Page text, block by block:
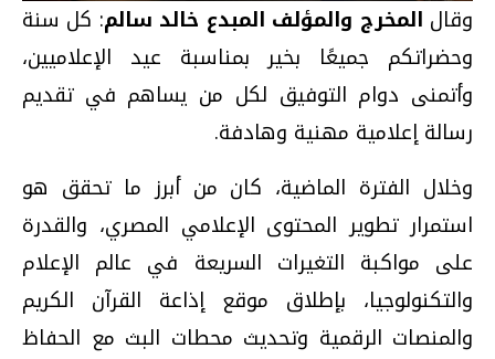
وقال المخرج والمؤلف المبدع خالد سالم: كل سنة
وحضراتكم جميعًا بخير بمناسبة عيد الإعلاميين،
وأتمنى دوام التوفيق لكل من يساهم في تقديم
رسالة إعلامية مهنية وهادفة.
وخلال الفترة الماضية، كان من أبرز ما تحقق هو
استمرار تطوير المحتوى الإعلامي المصري، والقدرة
على مواكبة التغيرات السريعة في عالم الإعلام
والتكنولوجيا، بإطلاق موقع إذاعة القرآن الكريم
والمنصات الرقمية وتحديث محطات البث مع الحفاظ